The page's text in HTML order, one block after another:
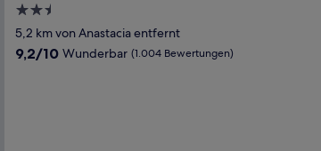
2.5-
Sterne-
Unterkunft
5,2 km von Anastacia entfernt
9.2
9,2/10 Wunderbar (1.004 Bewertungen)